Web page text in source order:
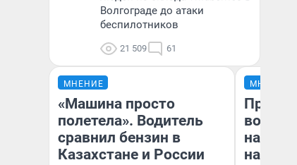
Волгограде до атаки
беспилотников
21 509 61
МНЕНИЕ
«Машина просто
полетела». Водитель
сравнил бензин в
Казахстане и России
МНЕНИЕ
нам